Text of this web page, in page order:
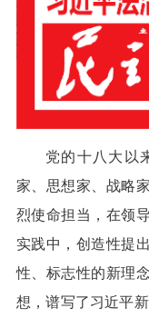
党的十八大以
家、思想家、战略
烈使命担当，在领
实践中，创造性提
性、标志性的新理
想，谱写了习近平